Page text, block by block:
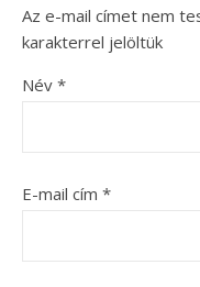
Az e-mail címet nem
karakterrel jelöltük
Név *
E-mail cím *